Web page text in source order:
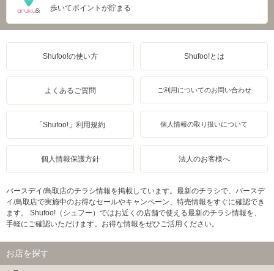
歩いてポイントが貯まる
Shufoo!の使い方 Shufoo!とは
よくあるご質問 ご利用についてのお問い合わせ
「Shufoo!」利用規約 個人情報の取り扱いについて
個人情報保護方針 法人のお客様へ
バースデイ/鳥取店のチラシ情報を掲載しています。最新のチラシで、バースデ
イ/鳥取店で実施中のお得なセールやキャンペーン、特売情報をすぐに確認でき
ます。 Shufoo!（シュフー）ではお近くの店舗で使える最新のチラシ情報を、
手軽にご確認いただけます。お得な情報をぜひご活用ください。
お店を探す